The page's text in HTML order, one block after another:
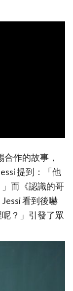
作的故事，
提到：「他
而《認識的哥
看到後嚇
？」引發了眾